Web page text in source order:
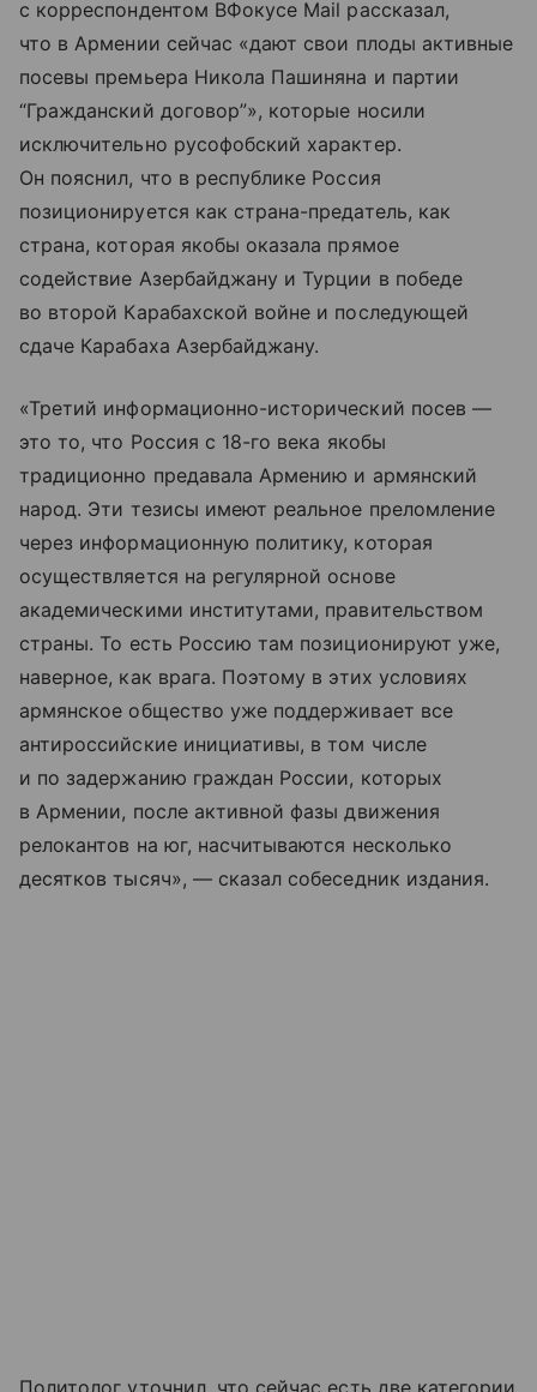
с корреспондентом ВФокусе Mail рассказал,
что в Армении сейчас «дают свои плоды активные
посевы премьера Никола Пашиняна и партии
“Гражданский договор”», которые носили
исключительно русофобский характер.
Он пояснил, что в республике Россия
позиционируется как страна-предатель, как
страна, которая якобы оказала прямое
содействие Азербайджану и Турции в победе
во второй Карабахской войне и последующей
сдаче Карабаха Азербайджану.
«Третий информационно-исторический посев —
это то, что Россия с 18-го века якобы
традиционно предавала Армению и армянский
народ. Эти тезисы имеют реальное преломление
через информационную политику, которая
осуществляется на регулярной основе
академическими институтами, правительством
страны. То есть Россию там позиционируют уже,
наверное, как врага. Поэтому в этих условиях
армянское общество уже поддерживает все
антироссийские инициативы, в том числе
и по задержанию граждан России, которых
в Армении, после активной фазы движения
релокантов на юг, насчитываются несколько
десятков тысяч», — сказал собеседник издания.
Политолог уточнил, что сейчас есть две категории